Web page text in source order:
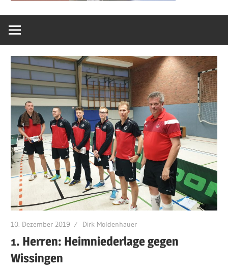
10. Dezember 2019 Dirk Moldenhauer
1. Herren: Heimniederlage gegen
Wissingen